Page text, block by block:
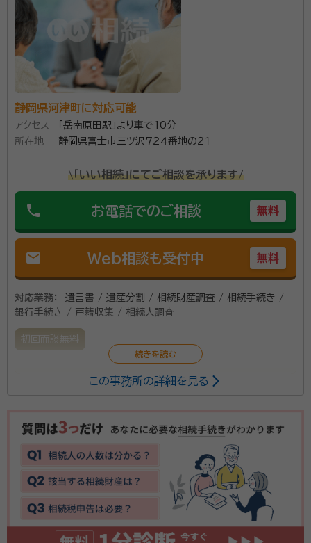
静岡県河津町に対応可能
アクセス
「岳南原田駅」より車で10分
所在地
静岡県富士市三ツ沢７２４番地の２１
\「いい相続」にてご相談を承ります/
phone お電話でのご相談 無料
mail Web相談も受付中 無料
対応業務：
遺言書 / 遺産分割 / 相続財産調査 / 相続手続き /
銀行手続き / 戸籍収集 / 相続人調査
初回面談無料
静岡県富士市で、行政書士事務所を開業しております。
親身に対応し、身の上話も時間を気にせず聞いておりま
す。遺言書作成から保管制度の手続きのご案内、財産調
査等行います。同事務所内に、社会保険労務士もおりま
すので、遺族年金等についても対応しております。
この事務所の詳細を見る